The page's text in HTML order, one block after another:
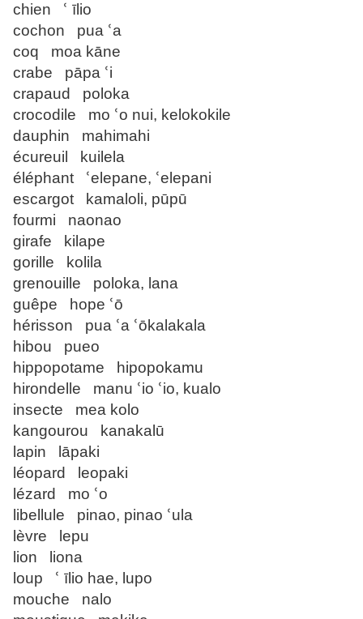
chien ՙ īlio
cochon pua ՙa
coq moa kāne
crabe pāpa ՙi
crapaud poloka
crocodile mo ՙo nui, kelokokile
dauphin mahimahi
écureuil kuilela
éléphant ՙelepane, ՙelepani
escargot kamaloli, pūpū
fourmi naonao
girafe kilape
gorille kolila
grenouille poloka, lana
guêpe hope ՙō
hérisson pua ՙa ՙōkalakala
hibou pueo
hippopotame hipopokamu
hirondelle manu ՙio ՙio, kualo
insecte mea kolo
kangourou kanakalū
lapin lāpaki
léopard leopaki
lézard mo ՙo
libellule pinao, pinao ՙula
lèvre lepu
lion liona
loup ՙ īlio hae, lupo
mouche nalo